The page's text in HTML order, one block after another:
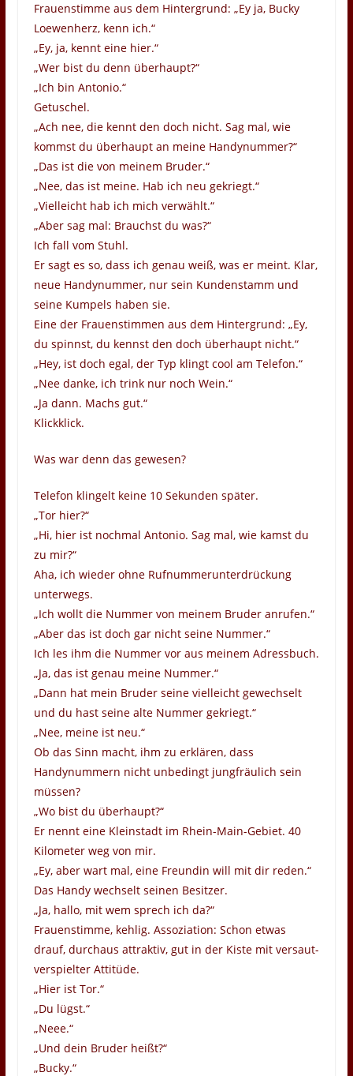
Frauenstimme aus dem Hintergrund: „Ey ja, Bucky
Loewenherz, kenn ich.“
„Ey, ja, kennt eine hier.“
„Wer bist du denn überhaupt?“
„Ich bin Antonio.“
Getuschel.
„Ach nee, die kennt den doch nicht. Sag mal, wie
kommst du überhaupt an meine Handynummer?“
„Das ist die von meinem Bruder.“
„Nee, das ist meine. Hab ich neu gekriegt.“
„Vielleicht hab ich mich verwählt.“
„Aber sag mal: Brauchst du was?“
Ich fall vom Stuhl.
Er sagt es so, dass ich genau weiß, was er meint. Klar,
neue Handynummer, nur sein Kundenstamm und
seine Kumpels haben sie.
Eine der Frauenstimmen aus dem Hintergrund: „Ey,
du spinnst, du kennst den doch überhaupt nicht.“
„Hey, ist doch egal, der Typ klingt cool am Telefon.“
„Nee danke, ich trink nur noch Wein.“
„Ja dann. Machs gut.“
Klickklick.
Was war denn das gewesen?
Telefon klingelt keine 10 Sekunden später.
„Tor hier?“
„Hi, hier ist nochmal Antonio. Sag mal, wie kamst du
zu mir?“
Aha, ich wieder ohne Rufnummerunterdrückung
unterwegs.
„Ich wollt die Nummer von meinem Bruder anrufen.“
„Aber das ist doch gar nicht seine Nummer.“
Ich les ihm die Nummer vor aus meinem Adressbuch.
„Ja, das ist genau meine Nummer.“
„Dann hat mein Bruder seine vielleicht gewechselt
und du hast seine alte Nummer gekriegt.“
„Nee, meine ist neu.“
Ob das Sinn macht, ihm zu erklären, dass
Handynummern nicht unbedingt jungfräulich sein
müssen?
„Wo bist du überhaupt?“
Er nennt eine Kleinstadt im Rhein-Main-Gebiet. 40
Kilometer weg von mir.
„Ey, aber wart mal, eine Freundin will mit dir reden.“
Das Handy wechselt seinen Besitzer.
„Ja, hallo, mit wem sprech ich da?“
Frauenstimme, kehlig. Assoziation: Schon etwas
drauf, durchaus attraktiv, gut in der Kiste mit versaut-
verspielter Attitüde.
„Hier ist Tor.“
„Du lügst.“
„Neee.“
„Und dein Bruder heißt?“
„Bucky.“